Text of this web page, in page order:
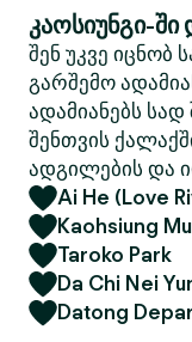
კაოსიუნგი-ში
შენ უკვე იცნობ
გარშემო
ადამიანებს
შენთვის
ადგილების და
Ai He (Love
Kaohsiung
Taroko Park
Da Chi Nei
Datong